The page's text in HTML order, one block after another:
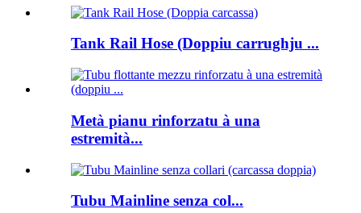
Tank Rail Hose (Doppiu carrughju ...
Metà pianu rinforzatu à una
estremità...
Tubu Mainline senza col...